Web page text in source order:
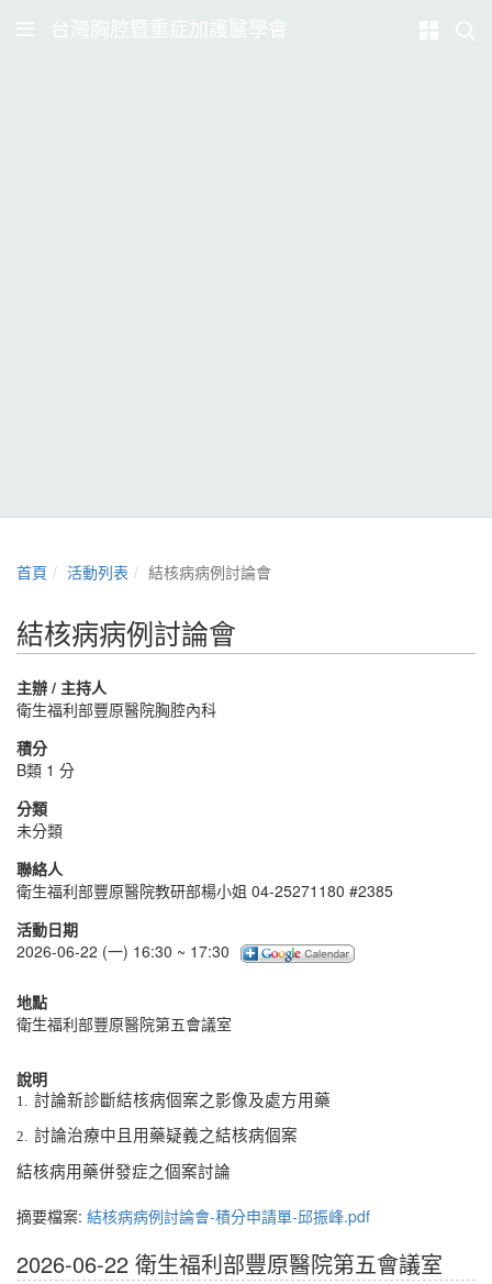
台灣胸腔暨重症加護醫學會
首頁 活動列表 結核病病例討論會
結核病病例討論會
主辦 / 主持人
衛生福利部豐原醫院胸腔內科
積分
B類 1 分
分類
未分類
聯絡人
衛生福利部豐原醫院教研部楊小姐 04-25271180 #2385
活動日期
2026-06-22 (一) 16:30 ~ 17:30
地點
衛生福利部豐原醫院第五會議室
說明
1. 討論新診斷結核病個案之影像及處方用藥
2. 討論治療中且用藥疑義之結核病個案
結核病用藥併發症之個案討論
摘要檔案: 結核病病例討論會-積分申請單-邱振峰.pdf
2026-06-22 衛生福利部豐原醫院第五會議室